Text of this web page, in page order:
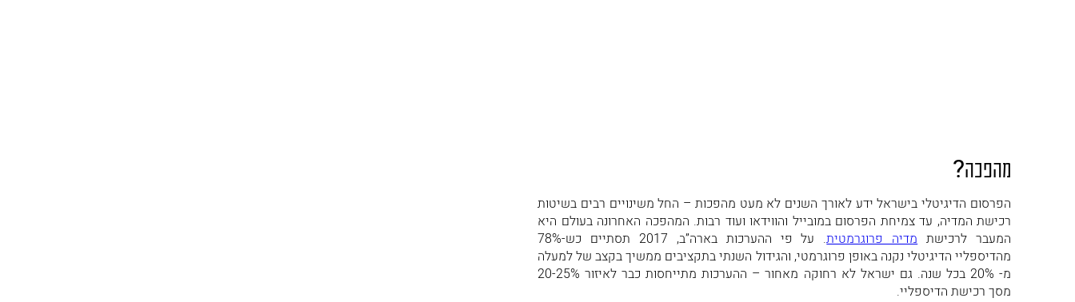
מהפכה?
הפרסום הדיגיטלי בישראל ידע לאורך השנים לא מעט מהפכות – החל משינויים רבים בשיטות
רכישת המדיה, עד צמיחת הפרסום במובייל והווידאו ועוד רבות. המהפכה האחרונה בעולם היא
המעבר לרכישתמדיה פרוגרמטית
. על פי ההערכות בארה”ב, 2017 תסתיים כש-78%
מהדיספליי הדיגיטלי נקנה באופן פרוגרמטי, והגידול השנתי בתקציבים ממשיך בקצב של למעלה
מ- 20% בכל שנה. גם ישראל לא רחוקה מאחור – ההערכות מתייחסות כבר לאיזור 20-25%
מסך רכישת הדיספליי.